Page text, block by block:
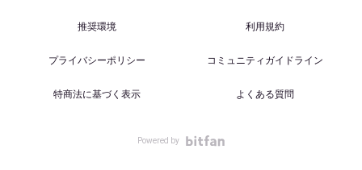
推奨環境 利用規約
プライバシーポリシー コミュニティガイドライン
特商法に基づく表示 よくある質問
Powered by